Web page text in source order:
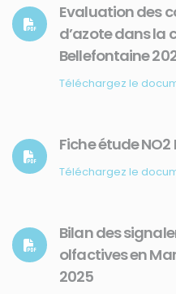
Evaluation des
d’azote dans la
Bellefontaine
Téléchargez le
Fiche étude
Téléchargez le
Bilan des
olfactives en
2025